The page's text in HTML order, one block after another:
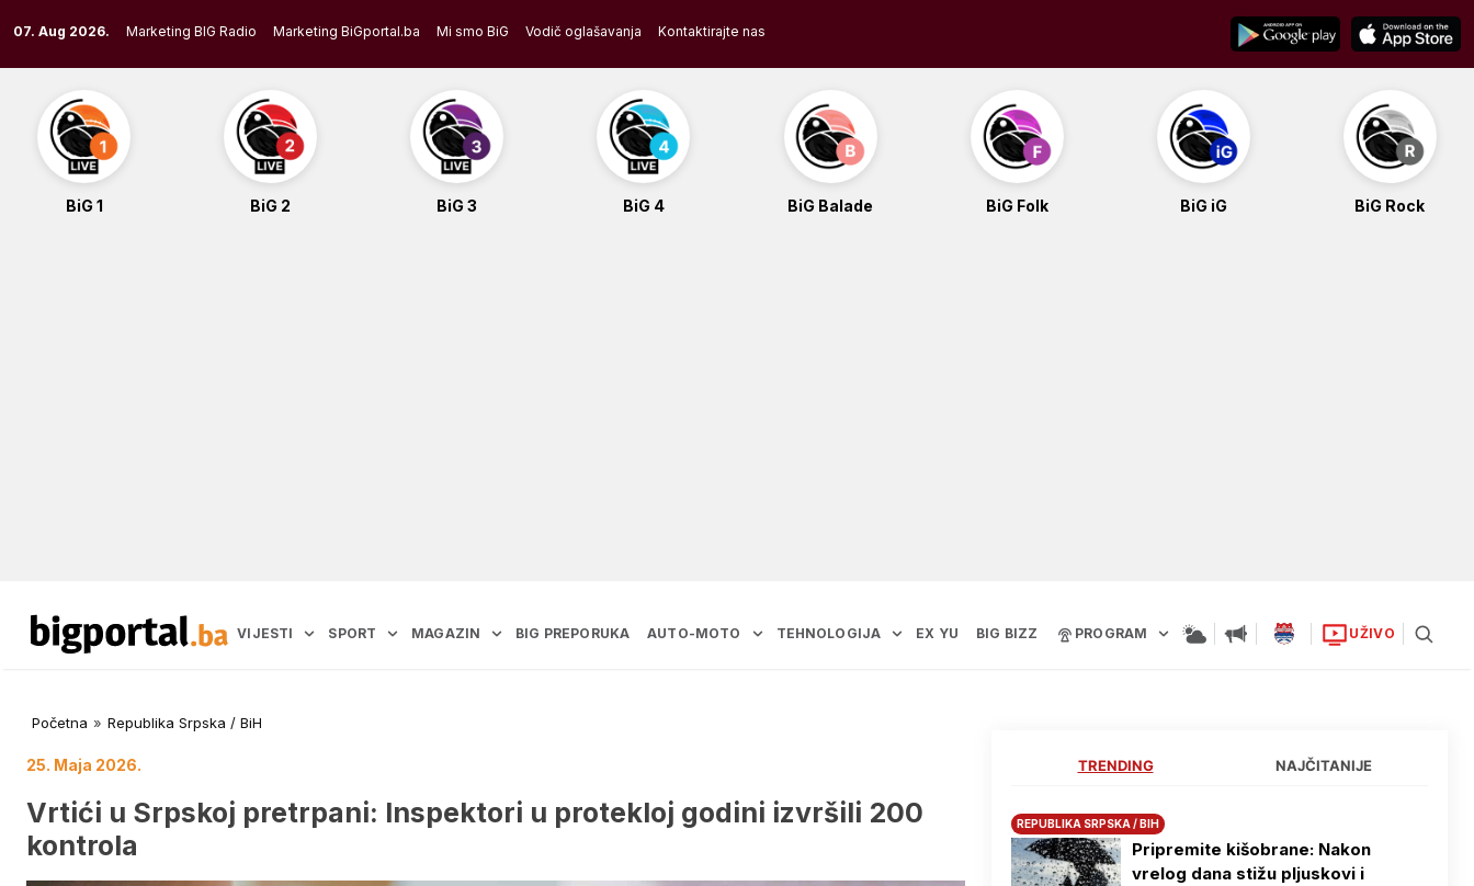
to
content
07. Aug 2026. Marketing BIG Radio Marketing BiGportal.ba Mi smo BiG Vodič oglašavanja Kontaktirajte nas
BiG 1 BiG 2 BiG 3 BiG 4 BiG Balade BiG Folk BiG iG BiG Rock
VIJESTI SPORT MAGAZIN BIG PREPORUKA AUTO-MOTO TEHNOLOGIJA EX YU BIG BIZZ PROGRAM UŽIVO
Početna » Republika Srpska / BiH
25. Maja 2026.
Vrtići u Srpskoj pretrpani: Inspektori u protekloj godini izvršili 200
kontrola
TRENDING NAJČITANIJE
REPUBLIKA SRPSKA / BIH
Pripremite kišobrane: Nakon
vrelog dana stižu pljuskovi i